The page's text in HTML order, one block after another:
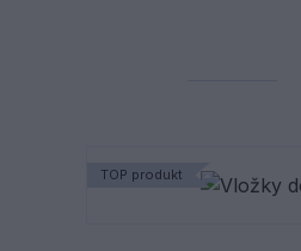
TOP produkt